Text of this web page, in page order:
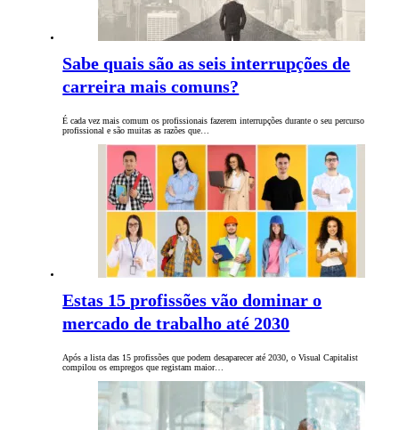
Sabe quais são as seis interrupções de
carreira mais comuns?
É cada vez mais comum os profissionais fazerem interrupções durante o seu percurso
profissional e são muitas as razões que…
Estas 15 profissões vão dominar o
mercado de trabalho até 2030
Após a lista das 15 profissões que podem desaparecer até 2030, o Visual Capitalist
compilou os empregos que registam maior…